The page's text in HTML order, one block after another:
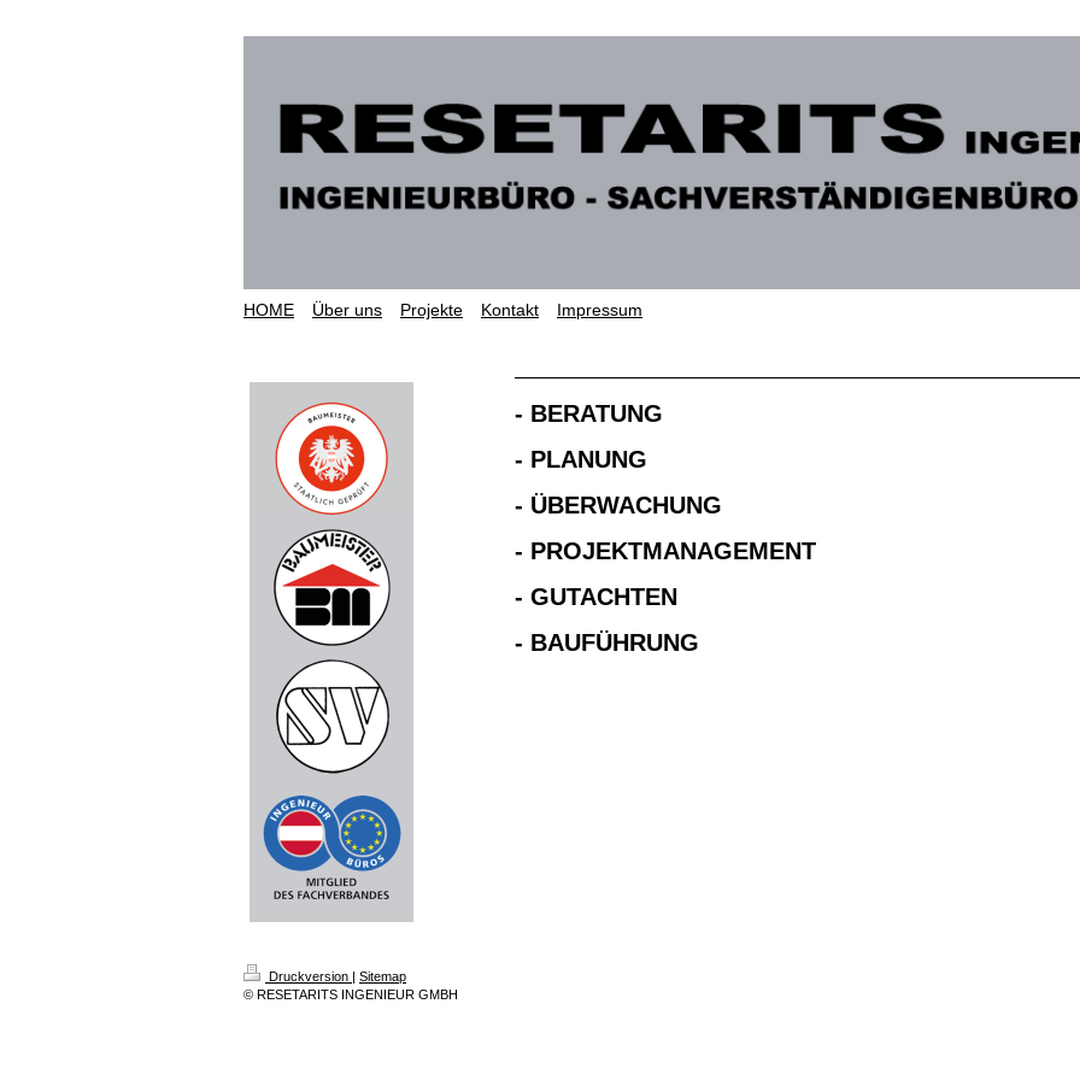
HOME Über uns Projekte Kontakt Impressum
- BERATUNG
- PLANUNG
- ÜBERWACHUNG
- PROJEKTMANAGEMENT
- GUTACHTEN
- BAUFÜHRUNG
Druckversion
Sitemap
© RESETARITS INGENIEUR GMBH